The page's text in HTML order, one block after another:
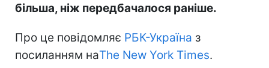
більша, ніж передбачалося раніше.
Про це повідомляє РБК-Україна з
посиланням наThe New York Times.